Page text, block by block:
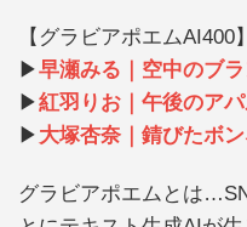
【グラビアポエムAI400】
▶︎早瀬みる｜空中のブラ
▶︎紅羽りお｜午後のア
▶︎ 大塚杏奈｜錆びたボ
グラビアポエムとは